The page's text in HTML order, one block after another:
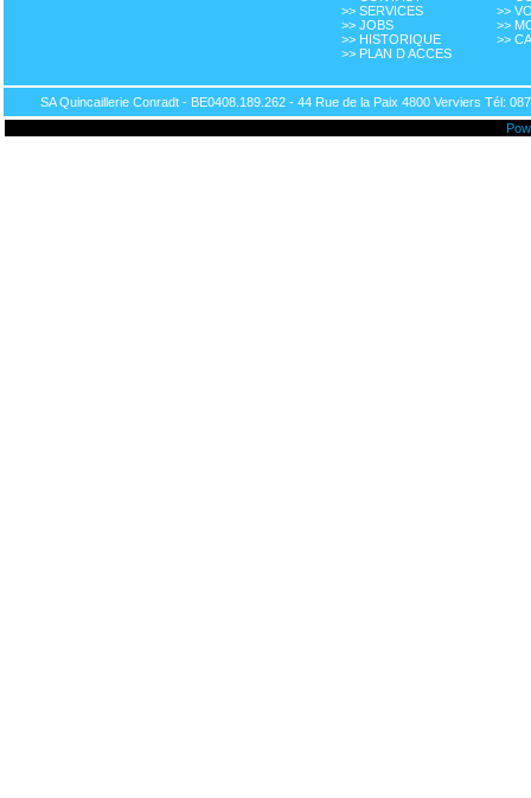
>> SERVICES
>> JOBS
>> HISTORIQUE
>> PLAN D ACCES
>>
>>
>>
SA Quincaillerie Conradt - BE0408.189.262 - 44 Rue de la Paix 4800 Verviers Tél: